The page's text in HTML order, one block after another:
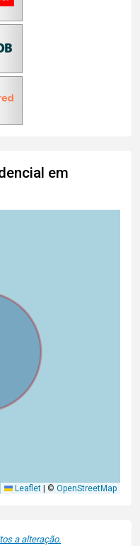
em
Leaflet | © OpenStreetMap
a alteração.